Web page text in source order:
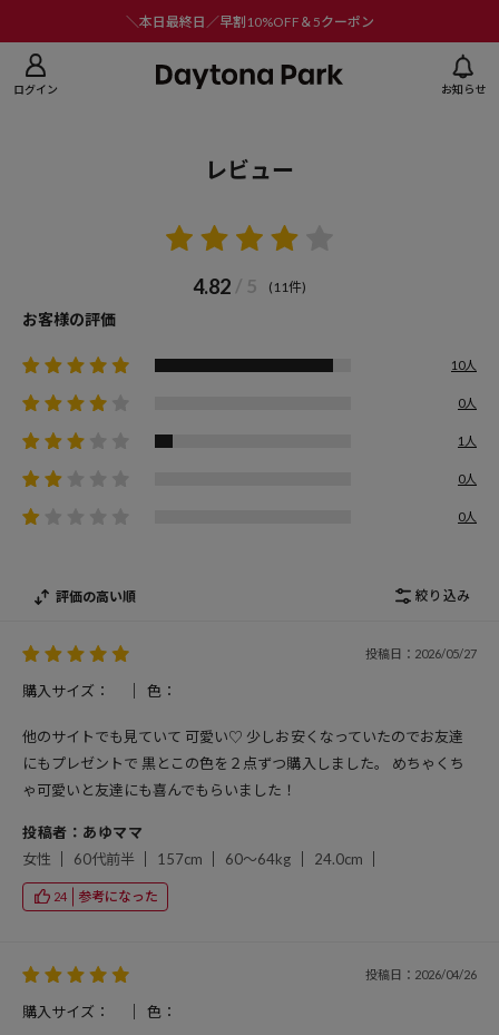
＼本日最終日／早割10%OFF＆5クーポン
ログイン お知らせ
レビュー
4.82 / 5 (11件)
お客様の評価
10人
0人
1人
0人
0人
評価の高い順 絞り込み
投稿日：2026/05/27
購入サイズ： 色：
他のサイトでも見ていて 可愛い♡ 少しお安くなっていたのでお友達
にもプレゼントで 黒とこの色を２点ずつ購入しました。 めちゃくち
ゃ可愛いと友達にも喜んでもらいました！
投稿者：あゆママ
女性
60代前半 157cm 60～64kg 24.0cm
24 参考になった
投稿日：2026/04/26
購入サイズ： 色：